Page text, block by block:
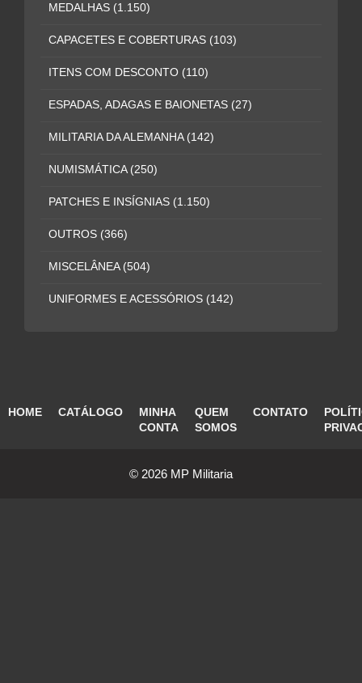
MEDALHAS (1.150)
CAPACETES E COBERTURAS (103)
ITENS COM DESCONTO (110)
ESPADAS, ADAGAS E BAIONETAS (27)
MILITARIA DA ALEMANHA (142)
NUMISMÁTICA (250)
PATCHES E INSÍGNIAS (1.150)
OUTROS (366)
MISCELÂNEA (504)
UNIFORMES E ACESSÓRIOS (142)
HOME CATÁLOGO
MINHA
CONTA
QUEM
SOMOS
CONTATO
© 2026 MP Militaria